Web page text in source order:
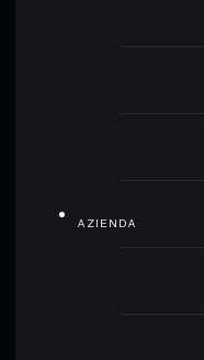
AZIENDA